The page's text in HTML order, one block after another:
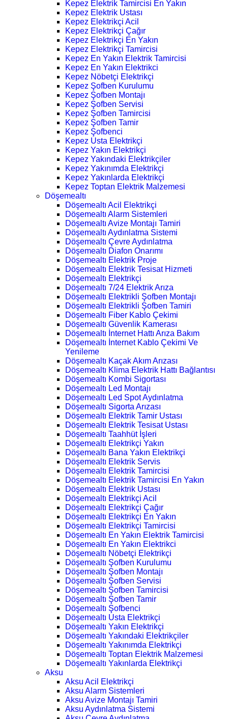
Kepez Elektrik Tamircisi En Yakın
Kepez Elektrik Ustası
Kepez Elektrikçi Acil
Kepez Elektrikçi Çağır
Kepez Elektrikçi En Yakın
Kepez Elektrikçi Tamircisi
Kepez En Yakın Elektrik Tamircisi
Kepez En Yakın Elektrikci
Kepez Nöbetçi Elektrikçi
Kepez Şofben Kurulumu
Kepez Şofben Montajı
Kepez Şofben Servisi
Kepez Şofben Tamircisi
Kepez Şofben Tamir
Kepez Şofbenci
Kepez Usta Elektrikçi
Kepez Yakın Elektrikçi
Kepez Yakındaki Elektrikçiler
Kepez Yakınımda Elektrikçi
Kepez Yakınlarda Elektrikçi
Kepez Toptan Elektrik Malzemesi
Döşemealtı
Döşemealtı Acil Elektrikçi
Döşemealtı Alarm Sistemleri
Döşemealtı Avize Montajı Tamiri
Döşemealtı Aydınlatma Sistemi
Döşemealtı Çevre Aydınlatma
Döşemealtı Diafon Onarımı
Döşemealtı Elektrik Proje
Döşemealtı Elektrik Tesisat Hizmeti
Döşemealtı Elektrikçi
Döşemealtı 7/24 Elektrik Arıza
Döşemealtı Elektrikli Şofben Montajı
Döşemealtı Elektrikli Şofben Tamiri
Döşemealtı Fiber Kablo Çekimi
Döşemealtı Güvenlik Kamerası
Döşemealtı İnternet Hattı Arıza Bakım
Döşemealtı İnternet Kablo Çekimi Ve
Yenileme
Döşemealtı Kaçak Akım Arızası
Döşemealtı Klima Elektrik Hattı Bağlantısı
Döşemealtı Kombi Sigortası
Döşemealtı Led Montajı
Döşemealtı Led Spot Aydınlatma
Döşemealtı Sigorta Arızası
Döşemealtı Elektrik Tamir Ustası
Döşemealtı Elektrik Tesisat Ustası
Döşemealtı Taahhüt İşleri
Döşemealtı Elektrikçi Yakın
Döşemealtı Bana Yakın Elektrikçi
Döşemealtı Elektrik Servis
Döşemealtı Elektrik Tamircisi
Döşemealtı Elektrik Tamircisi En Yakın
Döşemealtı Elektrik Ustası
Döşemealtı Elektrikçi Acil
Döşemealtı Elektrikçi Çağır
Döşemealtı Elektrikçi En Yakın
Döşemealtı Elektrikçi Tamircisi
Döşemealtı En Yakın Elektrik Tamircisi
Döşemealtı En Yakın Elektrikci
Döşemealtı Nöbetçi Elektrikçi
Döşemealtı Şofben Kurulumu
Döşemealtı Şofben Montajı
Döşemealtı Şofben Servisi
Döşemealtı Şofben Tamircisi
Döşemealtı Şofben Tamir
Döşemealtı Şofbenci
Döşemealtı Usta Elektrikçi
Döşemealtı Yakın Elektrikçi
Döşemealtı Yakındaki Elektrikçiler
Döşemealtı Yakınımda Elektrikçi
Döşemealtı Toptan Elektrik Malzemesi
Döşemealtı Yakınlarda Elektrikçi
Aksu
Aksu Acil Elektrikçi
Aksu Alarm Sistemleri
Aksu Avize Montajı Tamiri
Aksu Aydınlatma Sistemi